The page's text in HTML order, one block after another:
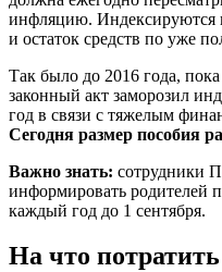
инфляцию. Индексируются
и остаток средств по уже
Так было до 2016 года,
законный акт заморозил
год в связи с тяжелым
Сегодня размер пособия
Важно знать: сотрудники
информировать родителей
каждый год до 1 сентября.
На что потратить